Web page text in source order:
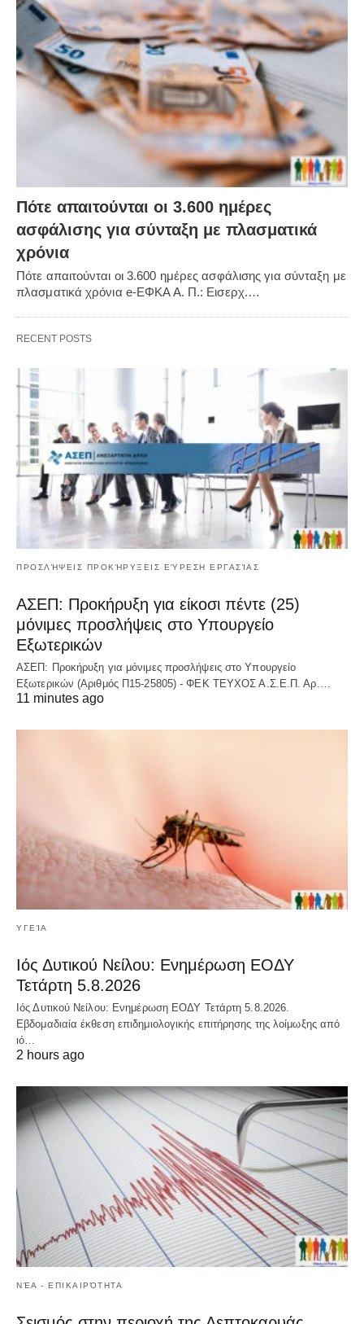
Πότε απαιτούνται οι 3.600 ημέρες
ασφάλισης για σύνταξη με πλασματικά
χρόνια
Πότε απαιτούνται οι 3.600 ημέρες ασφάλισης για σύνταξη με
πλασματικά χρόνια e-ΕΦΚΑ Α. Π.: Εισερχ.…
RECENT POSTS
ΠΡΟΣΛΉΨΕΙΣ ΠΡΟΚΉΡΥΞΕΙΣ ΕΎΡΕΣΗ ΕΡΓΑΣΊΑΣ
ΑΣΕΠ: Προκήρυξη για είκοσι πέντε (25)
μόνιμες προσλήψεις στο Υπουργείο
Εξωτερικών
ΑΣΕΠ: Προκήρυξη για μόνιμες προσλήψεις στο Υπουργείο
Εξωτερικών (Αριθμός Π15-25805) - ΦΕΚ ΤΕΥΧΟΣ Α.Σ.Ε.Π. Αρ.…
11 minutes ago
ΥΓΕΊΑ
Ιός Δυτικού Νείλου: Ενημέρωση ΕΟΔΥ
Τετάρτη 5.8.2026
Ιός Δυτικού Νείλου: Ενημέρωση ΕΟΔΥ Τετάρτη 5.8.2026.
Εβδομαδιαία έκθεση επιδημιολογικής επιτήρησης της λοίμωξης από
ιό…
2 hours ago
ΝΈΑ - ΕΠΙΚΑΙΡΌΤΗΤΑ